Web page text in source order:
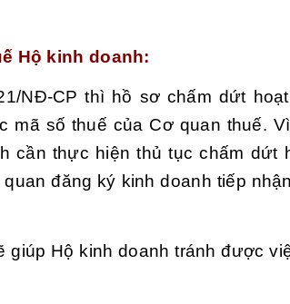
Hộ kinh doanh:
NĐ-CP thì hồ sơ chấm dứt
mã số thuế của Cơ quan thuế.
cần thực hiện thủ tục chấm dứt
đăng ký kinh doanh tiếp
Hộ kinh doanh tránh được